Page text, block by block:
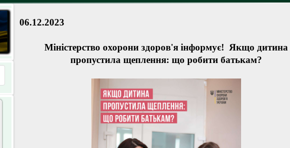
06.12.2023
Міністерство охорони здоров'я інформує! Якщо дитина
пропустила щеплення: що робити батькам?